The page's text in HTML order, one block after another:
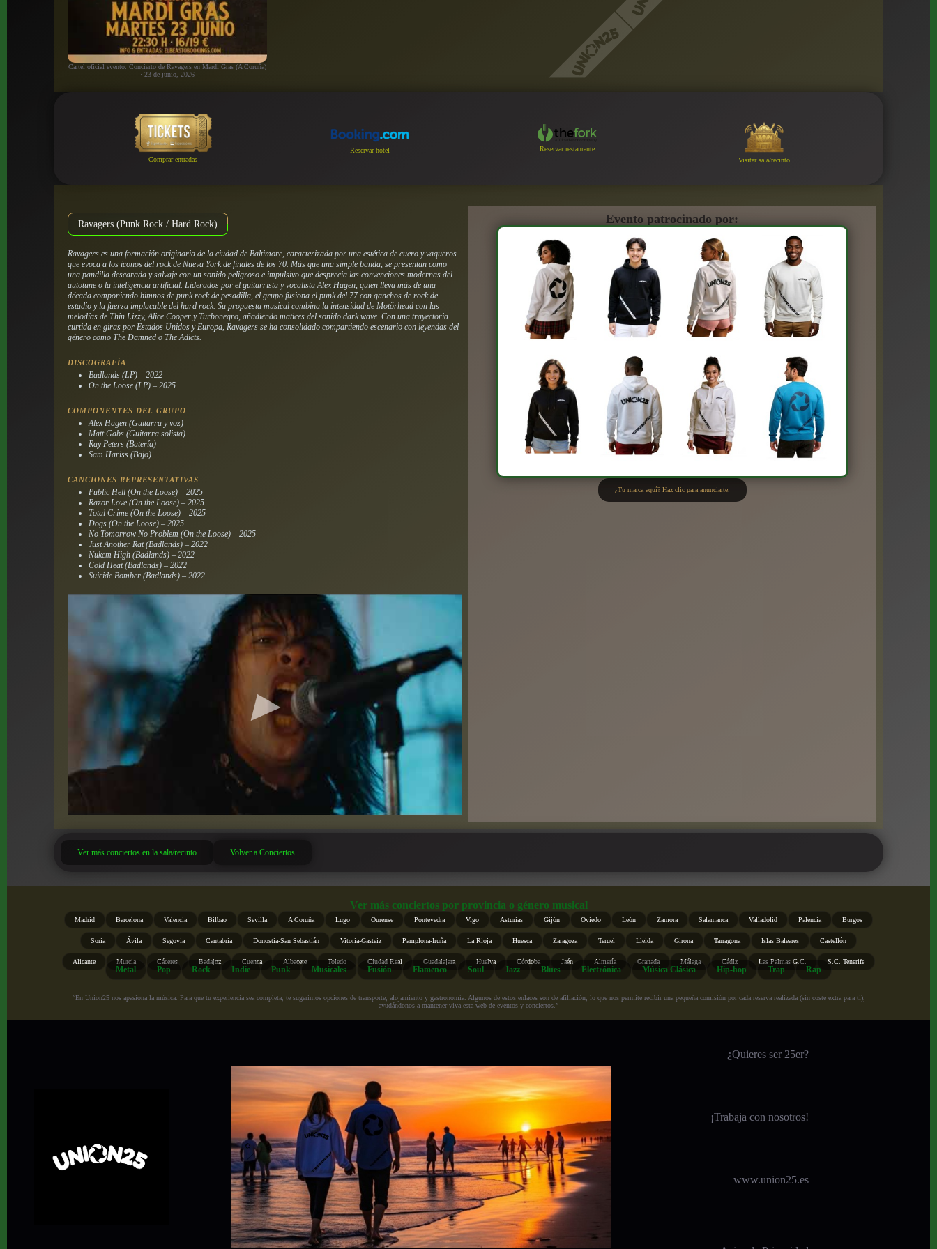
Cartel oficial evento: Concierto de Ravagers en Mardi Gras (A Coruña)
· 23 de junio, 2026
Comprar entradas
Reservar hotel
Reservar restaurante
Visitar sala/recinto
Ravagers (Punk Rock / Hard Rock)
Ravagers es una formación originaria de la ciudad de Baltimore, caracterizada por una estética de cuero y vaqueros
que evoca a los iconos del rock de Nueva York de finales de los 70. Más que una simple banda, se presentan como
una pandilla descarada y salvaje con un sonido peligroso e impulsivo que desprecia las convenciones modernas del
autotune o la inteligencia artificial. Liderados por el guitarrista y vocalista Alex Hagen, quien lleva más de una
década componiendo himnos de punk rock de pesadilla, el grupo fusiona el punk del 77 con ganchos de rock de
estadio y la fuerza implacable del hard rock. Su propuesta musical combina la intensidad de Motörhead con las
melodías de Thin Lizzy, Alice Cooper y Turbonegro, añadiendo matices del sonido dark wave. Con una trayectoria
curtida en giras por Estados Unidos y Europa, Ravagers se ha consolidado compartiendo escenario con leyendas del
género como The Damned o The Adicts.
DISCOGRAFÍA
Badlands (LP) – 2022
On the Loose (LP) – 2025
COMPONENTES DEL GRUPO
Alex Hagen (Guitarra y voz)
Matt Gabs (Guitarra solista)
Ray Peters (Batería)
Sam Hariss (Bajo)
CANCIONES REPRESENTATIVAS
Public Hell (On the Loose) – 2025
Razor Love (On the Loose) – 2025
Total Crime (On the Loose) – 2025
Dogs (On the Loose) – 2025
No Tomorrow No Problem (On the Loose) – 2025
Just Another Rat (Badlands) – 2022
Nukem High (Badlands) – 2022
Cold Heat (Badlands) – 2022
Suicide Bomber (Badlands) – 2022
Evento patrocinado por:
¿Tu marca aquí? Haz clic para anunciarte.
Ver más conciertos en la sala/recinto Volver a Conciertos
Ver más conciertos por provincia o género musical
Madrid Barcelona Valencia Bilbao Sevilla A Coruña Lugo Ourense Pontevedra Vigo Asturias Gijón Oviedo León Zamora Salamanca Valladolid Palencia Burgos
Soria Ávila Segovia Cantabria Donostia-San Sebastián Vitoria-Gasteiz Pamplona-Iruña La Rioja Huesca Zaragoza Teruel Lleida Girona Tarragona Islas Baleares Castellón
Alicante Murcia Cáceres Badajoz Cuenca Albacete Toledo Ciudad Real Guadalajara Huelva Córdoba Jaén Almería Granada Málaga Cádiz Las Palmas G.C. S.C. Tenerife
Metal Pop Rock Indie Punk Musicales Fusión Flamenco Soul Jazz Blues Electrónica Música Clásica Hip-hop Trap Rap
“En Union25 nos apasiona la música. Para que tu experiencia sea completa, te sugerimos opciones de transporte, alojamiento y gastronomía. Algunos de estos enlaces son de afiliación, lo que nos permite recibir una pequeña comisión por cada reserva realizada (sin coste extra para ti),
ayudándonos a mantener viva esta web de eventos y conciertos.”
¿Quieres ser 25er?
¡Trabaja con nosotros!
www.union25.es